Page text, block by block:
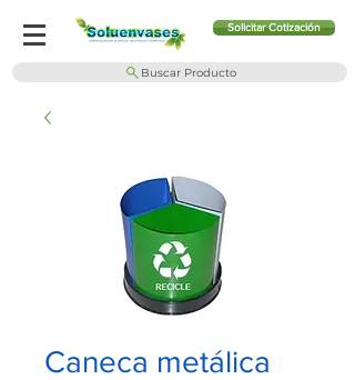
Solicitar Cotización
Buscar Producto
Caneca metálica